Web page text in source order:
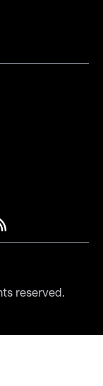
reserved.